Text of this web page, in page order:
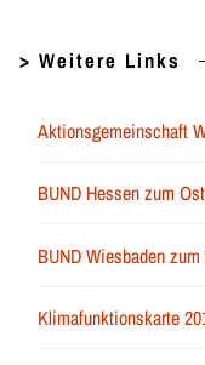
> Weitere Links
Aktionsgemeinschaft
BUND Hessen zum
BUND Wiesbaden
Klimafunktionskarte